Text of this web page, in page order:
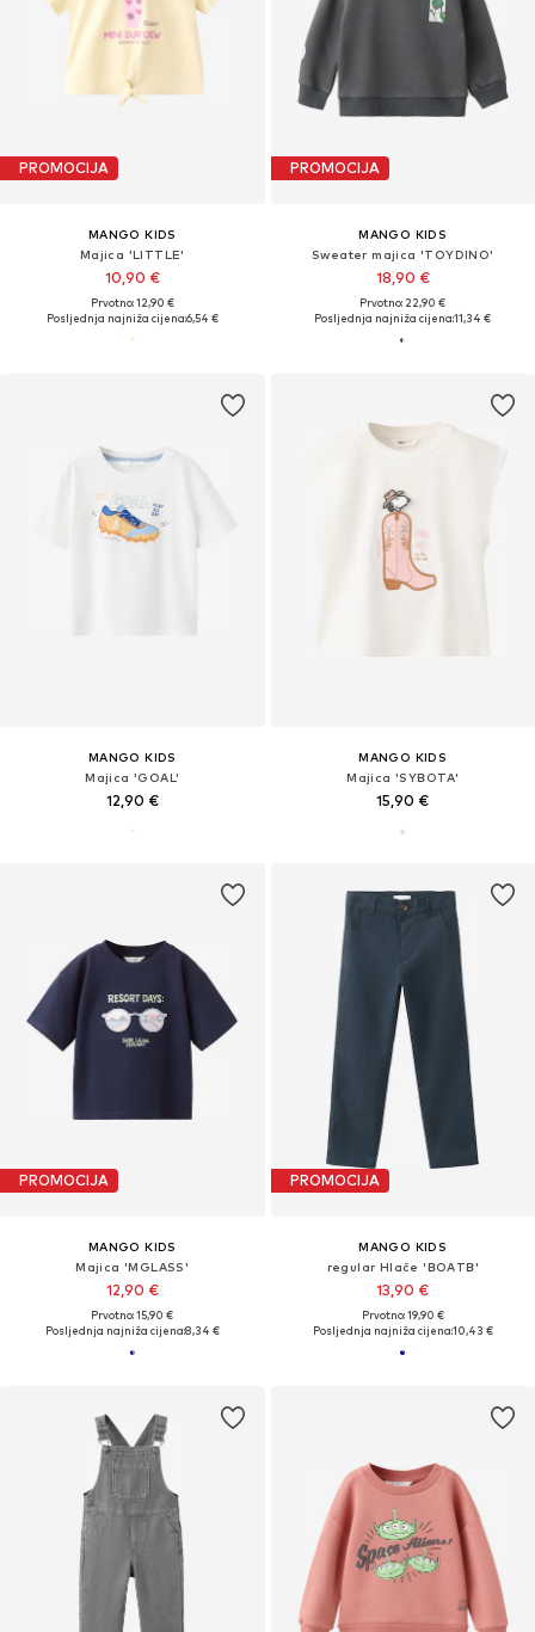
PROMOCIJA
MANGO KIDS
Majica 'LITTLE'
10,90 €
Prvotno: 12,90 €
Posljednja najniža cijena:6,54 €
PROMOCIJA
MANGO KIDS
Sweater majica 'TOYDINO'
18,90 €
Prvotno: 22,90 €
Posljednja najniža cijena:11,34 €
MANGO KIDS
Majica 'GOAL'
12,90 €
MANGO KIDS
Majica 'SYBOTA'
15,90 €
PROMOCIJA
MANGO KIDS
Majica 'MGLASS'
12,90 €
Prvotno: 15,90 €
Posljednja najniža cijena:8,34 €
PROMOCIJA
MANGO KIDS
regular Hlače 'BOATB'
13,90 €
Prvotno: 19,90 €
Posljednja najniža cijena:10,43 €